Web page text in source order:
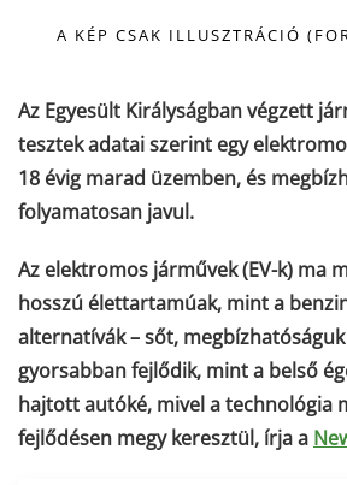
A KÉP CSAK ILLUSZTRÁCIÓ
Az Egyesült Királyságban végzett
tesztek adatai szerint egy
18 évig marad üzemben, és
folyamatosan javul.
Az elektromos járművek (EV-k) ma
hosszú élettartamúak, mint a
alternatívák – sőt,
gyorsabban fejlődik, mint a belső
hajtott autóké, mivel a technológia
fejlődésen megy keresztül, írja a